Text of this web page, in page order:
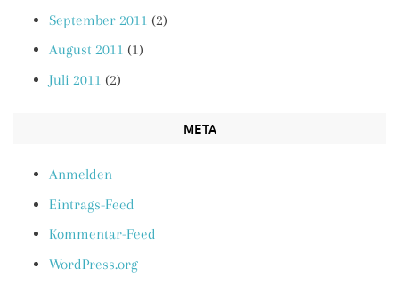
September 2011 (2)
August 2011 (1)
Juli 2011 (2)
META
Anmelden
Eintrags-Feed
Kommentar-Feed
WordPress.org